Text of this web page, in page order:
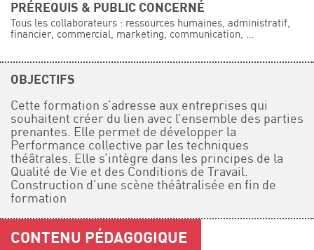
PRÉREQUIS & PUBLIC CONCERNÉ
Tous les collaborateurs : ressources humaines, administratif,
financier, commercial, marketing, communication, …
OBJECTIFS
Cette formation s’adresse aux entreprises qui
souhaitent créer du lien avec l’ensemble des parties
prenantes. Elle permet de développer la
Performance collective par les techniques
théâtrales. Elle s’intègre dans les principes de la
Qualité de Vie et des Conditions de Travail.
Construction d’une scène théâtralisée en fin de
formation
CONTENU PÉDAGOGIQUE